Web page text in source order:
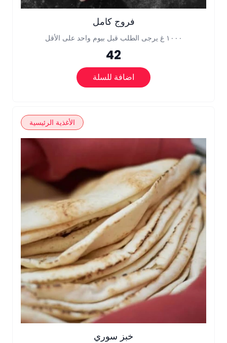
فروج كامل
١٠٠٠ غ يرجى الطلب قبل بيوم واحد على الأقل
42
اضافة للسلة
الأغذية الرئيسية
خبز سوري